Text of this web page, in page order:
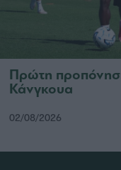
Πρώτη
Κάνγκουα
02/08/2026